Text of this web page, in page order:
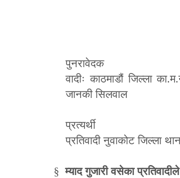
पुनरावेदक
वादीः काठमाडौं जिल्ला
जानकी सिलवाल
प्रत्यर्थी
प्रतिवादी नुवाकोट जिल्ला
§ म्याद गुजारी वसेका